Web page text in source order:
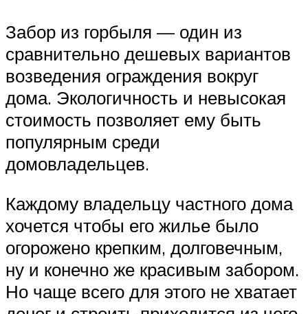
Забор из горбыля — один из
сравнительно дешевых вариантов
возведения ограждения вокруг
дома. Экологичность и невысокая
стоимость позволяет ему быть
популярным среди
домовладельцев.
Каждому владельцу частного дома
хочется чтобы его жилье было
огорожено крепким, долговечным,
ну и конечно же красивым забором.
Но чаще всего для этого не хватает